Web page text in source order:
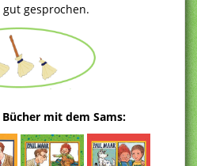
gesprochen.
mit dem Sams: